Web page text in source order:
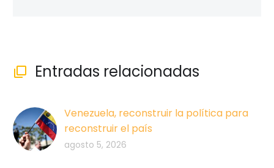
 Entradas relacionadas
Venezuela, reconstruir la política para
reconstruir el país
agosto 5, 2026